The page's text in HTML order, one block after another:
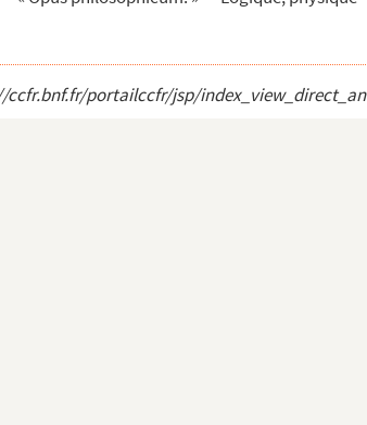
— La reliure port...
Mazarineo, scripta...
»
1655 »
portailccfr/jsp/